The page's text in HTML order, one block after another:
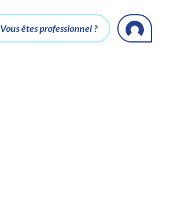
Vous êtes professionnel ?